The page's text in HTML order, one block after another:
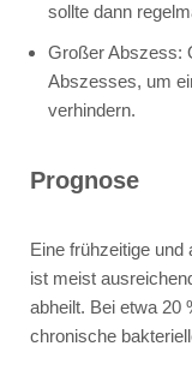
sollte dann
Großer Abszess:
Abszesses, um
verhindern.
Prognose
Eine frühzeitige und
ist meist
abheilt. Bei etwa 20
chronische